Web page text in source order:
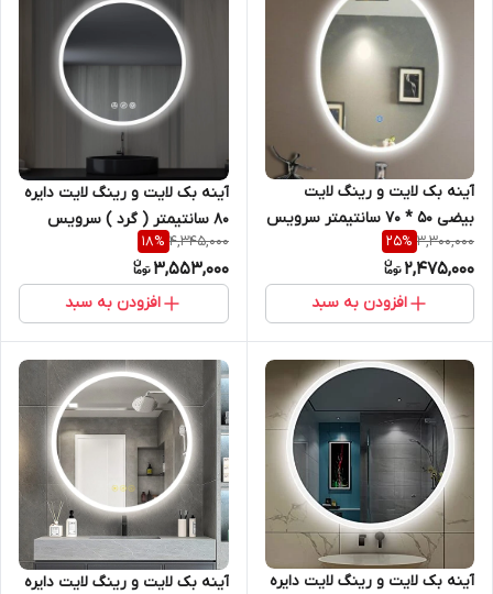
آینه بک لایت و رینگ لایت
بیضی 50 * 70 سانتیمتر سرویس
روشویی و اینه کنسول
3,300,000
25%
2,475,000
افزودن به سبد
آینه بک لایت و رینگ لایت دایره
80 سانتیمتر ( گرد ) سرویس
روشویی و اینه کنسول
4,345,000
18%
3,553,000
افزودن به سبد
آینه بک لایت و رینگ لایت دایره
آینه بک لایت و رینگ لایت دایره